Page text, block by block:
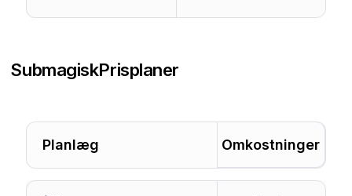
SubmagiskPrisplaner
Planlæg Omkostninger